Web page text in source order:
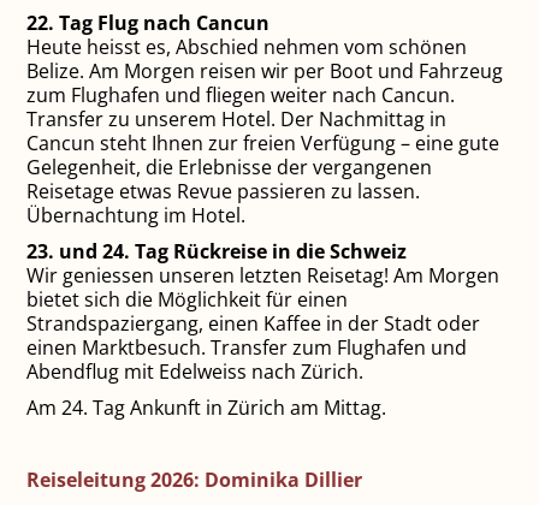
22. Tag Flug nach Cancun
Heute heisst es, Abschied nehmen vom schönen
Belize. Am Morgen reisen wir per Boot und Fahrzeug
zum Flughafen und fliegen weiter nach Cancun.
Transfer zu unserem Hotel. Der Nachmittag in
Cancun steht Ihnen zur freien Verfügung – eine gute
Gelegenheit, die Erlebnisse der vergangenen
Reisetage etwas Revue passieren zu lassen.
Übernachtung im Hotel.
23. und 24. Tag Rückreise in die Schweiz
Wir geniessen unseren letzten Reisetag! Am Morgen
bietet sich die Möglichkeit für einen
Strandspaziergang, einen Kaffee in der Stadt oder
einen Marktbesuch. Transfer zum Flughafen und
Abendflug mit Edelweiss nach Zürich.
Am 24. Tag Ankunft in Zürich am Mittag.
Reiseleitung 2026: Dominika Dillier